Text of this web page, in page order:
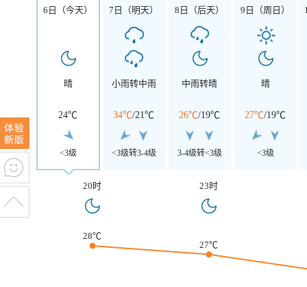
6日（今天）
晴
24℃
<3级
7日（明天）
小雨转中雨
34℃/21℃
<3级转3-4级
8日（后天）
中雨转晴
26℃/19℃
3-4级转<3级
9日（周日）
晴
27℃/19℃
<3级
20时 23时
28℃
27℃